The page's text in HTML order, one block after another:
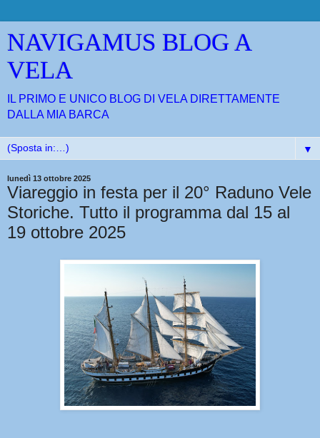
NAVIGAMUS BLOG A
VELA
IL PRIMO E UNICO BLOG DI VELA DIRETTAMENTE
DALLA MIA BARCA
▼
lunedì 13 ottobre 2025
Viareggio in festa per il 20° Raduno Vele
Storiche. Tutto il programma dal 15 al
19 ottobre 2025